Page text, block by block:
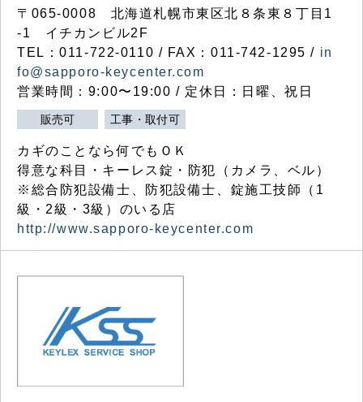
〒065-0008 北海道札幌市東区北８条東８丁目1
-1 イチカンビル2F
TEL：011-722-0110 / FAX：011-742-1295 / in
fo@sapporo-keycenter.com
営業時間：9:00〜19:00 / 定休日：日曜、祝日
販売可 工事・取付可
カギのことなら何でもＯＫ
得意な科目・キーレス錠・防犯（カメラ、ベル）
※総合防犯設備士、防犯設備士、錠施工技師（1
級・2級・3級）のいる店
http://www.sapporo-keycenter.com